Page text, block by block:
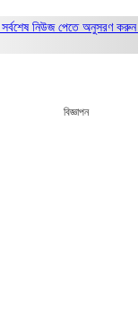
সর্বশেষ নিউজ পেতে অনুসরণ করুন
বিজ্ঞাপন